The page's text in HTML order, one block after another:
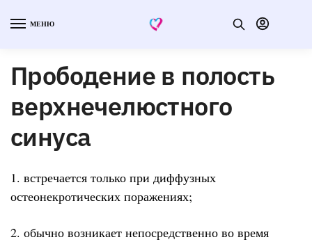
МЕНЮ
Прободение в полость
верхнечелюстного
синуса
1. встречается только при диффузных
остеонекротических поражениях;
2. обычно возникает непосредственно во время